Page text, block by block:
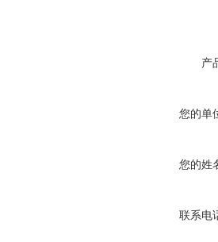
产
您的单
您的姓
联系电